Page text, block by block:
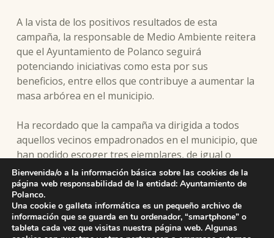
A la vista de los positivos resultados de esta
campaña, la responsable de Medio Ambiente reitera
que el Ayuntamiento de Polanco seguirá
potenciando iniciativas como esta por sus
beneficios, entre ellos que contribuye a aumentar la
masa arbórea en el municipio.
Ha recordado que la campaña va dirigida a todos
aquellos vecinos empadronados en el municipio, que
han podido escoger tres ejemplares, de igual o
distinta especie, de entre una lista de frutales que
árboles que incluía peral, manzano, ciruelo y cerezo,
así como acebos, nogales y madroños.
Bienvenida/o a la información básica sobre las cookies de la
página web responsabilidad de la entidad: Ayuntamiento de
Polanco.
Una cookie o galleta informática es un pequeño archivo de
información que se guarda en tu ordenador, “smartphone” o
tableta cada vez que visitas nuestra página web. Algunas